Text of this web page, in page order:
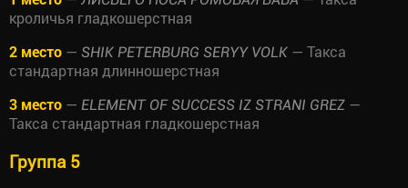
кроличья гладкошерстная
2 место — SHIK PETERBURG SERYY VOLK — Такса
стандартная длинношерстная
3 место — ELEMENT OF SUCCESS IZ STRANI GREZ —
Такса стандартная гладкошерстная
Группа 5